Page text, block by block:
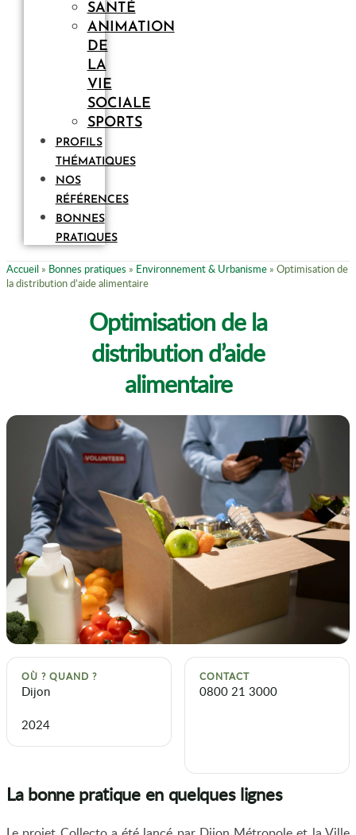
SANTÉ
ANIMATION
DE
LA
VIE
SOCIALE
SPORTS
PROFILS
THÉMATIQUES
NOS
RÉFÉRENCES
BONNES
PRATIQUES
Accueil » Bonnes pratiques » Environnement & Urbanisme » Optimisation de
la distribution d’aide alimentaire
Optimisation de la
distribution d’aide
alimentaire
OÙ ? QUAND ?
Dijon
2024
CONTACT
0800 21 3000
La bonne pratique en quelques lignes